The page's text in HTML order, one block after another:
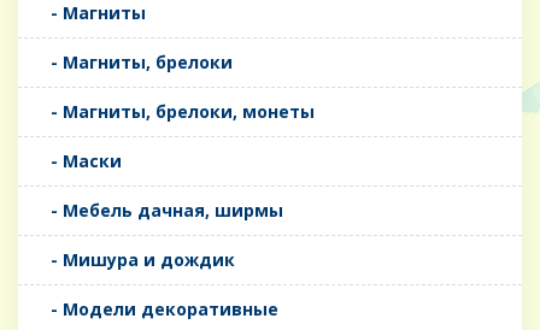
- Магниты
- Магниты, брелоки
- Магниты, брелоки, монеты
- Маски
- Мебель дачная, ширмы
- Мишура и дождик
- Модели декоративные